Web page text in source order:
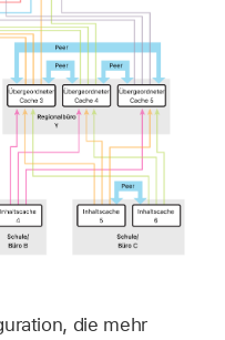
die mehr